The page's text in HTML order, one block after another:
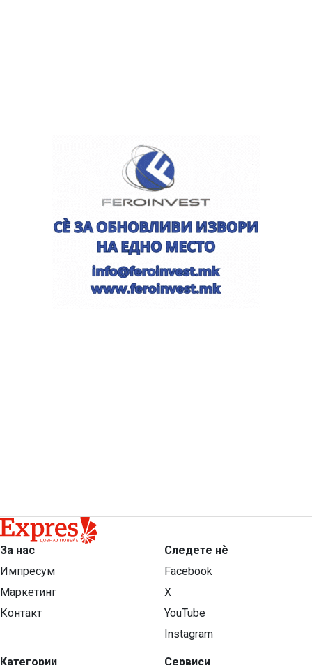
За нас
Импресум
Маркетинг
Контакт
Категории
Следете нѐ
Facebook
X
YouTube
Instagram
Сервиси